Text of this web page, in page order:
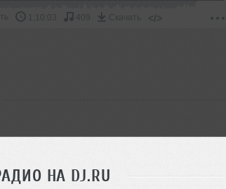
НА DJ.RU
1:10:03 409 Скачать </>